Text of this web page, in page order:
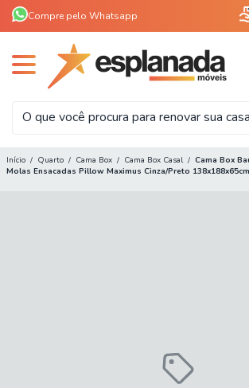
Compre pelo Whatsapp
Início / Quarto / Cama Box / Cama Box Casal / Cama Box
Molas Ensacadas Pillow Maximus Cinza/Preto 138x188x65cm